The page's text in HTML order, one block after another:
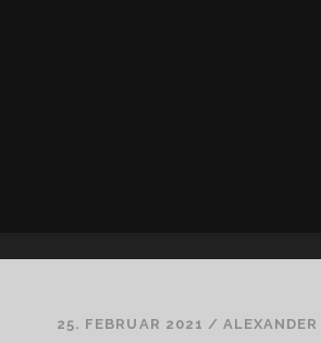
25. FEBRUAR 2021 /